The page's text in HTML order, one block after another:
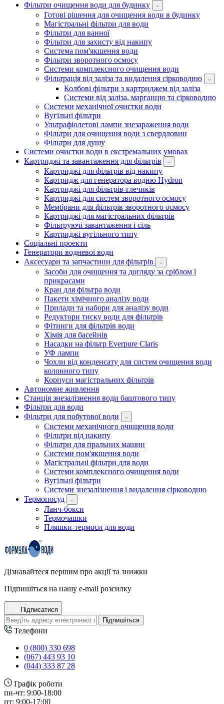
Фільтри очищення води для будинку
Готові рішення для очищення води в будинку
Магістральні фільтри для води
Фільтри для ванної
Фільтри для захисту від накипу
Система пом'якшення води
Фільтри зворотного осмосу
Системи комплексного очищення води
Фільтрація від заліза та видалення сірководню
Колбові фільтри з картриджем від заліза
Системи від заліза, марганцю та сірководню
Системи механічної очистки води
Вугільні фільтри
Ультрафіолетові лампи знезараження води
Фільтри для очищення води з свердловин
Фільтри для душу
Системи очистки води в екстремальних умовах
Картриджі та завантаження для фільтрів
Картриджі для фільтрів від накипу
Картридж для генератора водню Hydron
Картриджі для фільтрів-глечиків
Картриджі для систем зворотного осмосу
Мембрани для фільтрів зворотного осмосу
Картриджі для магістральних фільтрів
Фільтруючі завантаження і сіль
Картриджі вугільного типу
Соціальні проекти
Генератори водневої води
Аксесуари та запчастини для фільтрів
Засоби для очищення та догляду за сріблом і
прикрасами
Кран для фільтра води
Пакети хімічного аналізу води
Прилади та набори для аналізу води
Редуктори тиску води для фільтрів
Фітинги для фільтрів води
Хімія для басейнів
Насадки на фільтр Everpure Claris
УФ лампи
Чохли від конденсату для систем очищення води
колонного типу
Корпуси магістральних фільтрів
Автономне живлення
Станція знезалізнення води баштового типу
Фільтри для води
Фільтри для побутової води
Системи механічного очищення води
Фільтри від накипу
Фільтри для пральних машин
Системи пом'якшення води
Магістральні фільтри для води
Системи комплексного очищення води
Вугільні фільтри
Системи знезалізнення і видалення сірководню
Термопосуд
Ланч-бокси
Термочашки
Пляшки-термоси для води
Дізнавайтеся першим про акції та знижки
Підпишіться на нашу e-mail розсилку
Підписатися
Підпишіться
Телефони
0 (800) 330 698
(067) 443 93 10
(044) 333 87 28
Графік роботи
пн-чт: 9:00-18:00
пт: 9:00-17:00